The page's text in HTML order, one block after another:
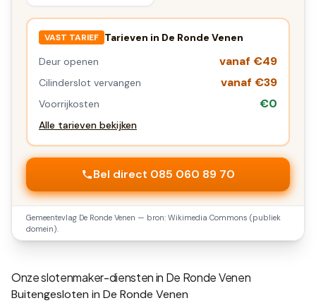
VAST TARIEF Tarieven in De Ronde Venen
Deur openen
vanaf €49
Cilinderslot vervangen vanaf €39
Voorrijkosten €0
Alle tarieven bekijken
Bel direct 085 060 89 70
Gemeentevlag De Ronde Venen — bron: Wikimedia Commons (publiek
domein).
Onze slotenmaker-diensten in De Ronde Venen
Buitengesloten in De Ronde Venen